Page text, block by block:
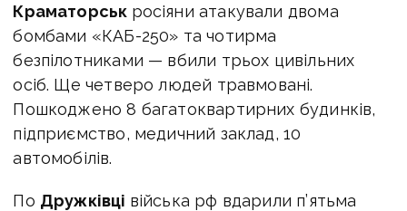
Краматорськ росіяни атакували двома
бомбами «КАБ-250» та чотирма
безпілотниками — вбили трьох цивільних
осіб. Ще четверо людей травмовані.
Пошкоджено 8 багатоквартирних будинків,
підприємство, медичний заклад, 10
автомобілів.
По Дружківці війська рф вдарили п’ятьма